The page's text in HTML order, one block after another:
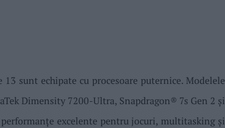
sunt echipate cu procesoare puternice. Modelele
Dimensity 7200-Ultra, Snapdragon® 7s Gen 2 și
excelente pentru jocuri, multitasking și